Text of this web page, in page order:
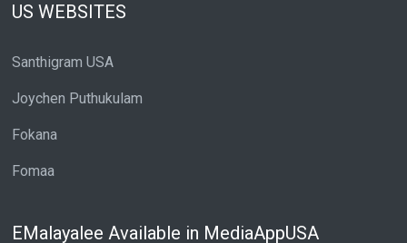
US WEBSITES
Santhigram USA
Joychen Puthukulam
Fokana
Fomaa
EMalayalee Available in MediaAppUSA